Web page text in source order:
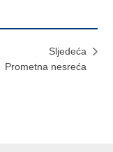
Sljedeća
Prometna nesreća